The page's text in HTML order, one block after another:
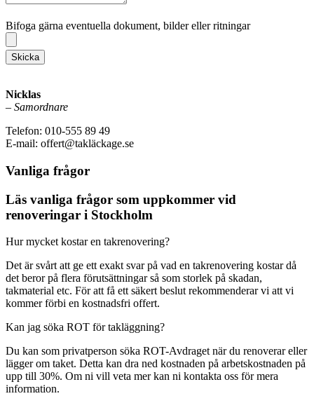
Bifoga gärna eventuella dokument, bilder eller ritningar
Skicka
Nicklas
– Samordnare
Telefon: 010-555 89 49
E-mail: offert@takläckage.se
Vanliga frågor
Läs vanliga frågor som uppkommer vid
renoveringar i Stockholm
Hur mycket kostar en takrenovering?
Det är svårt att ge ett exakt svar på vad en takrenovering kostar då
det beror på flera förutsättningar så som storlek på skadan,
takmaterial etc. För att få ett säkert beslut rekommenderar vi att vi
kommer förbi en kostnadsfri offert.
Kan jag söka ROT för takläggning?
Du kan som privatperson söka ROT-Avdraget när du renoverar eller
lägger om taket. Detta kan dra ned kostnaden på arbetskostnaden på
upp till 30%. Om ni vill veta mer kan ni kontakta oss för mera
information.